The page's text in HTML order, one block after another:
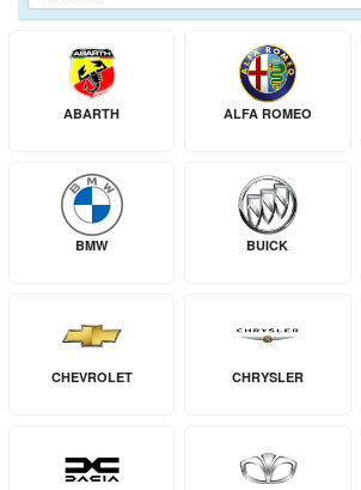
ABARTH ALFA ROMEO
BMW BUICK
CHEVROLET CHRYSLER